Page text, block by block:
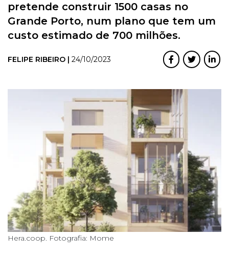
pretende construir 1500 casas no
Grande Porto, num plano que tem um
custo estimado de 700 milhões.
FELIPE RIBEIRO | 24/10/2023
Hera.coop. Fotografia: Mome